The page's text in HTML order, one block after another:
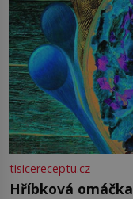
tisicereceptu.cz
Hříbková omáčka